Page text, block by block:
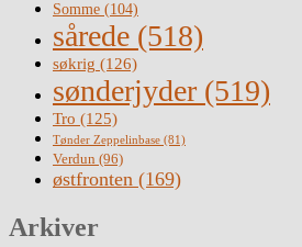
Somme (104)
sårede (518)
søkrig (126)
sønderjyder (519)
Tro (125)
Tønder Zeppelinbase (81)
Verdun (96)
østfronten (169)
Arkiver